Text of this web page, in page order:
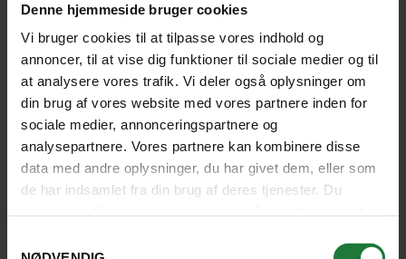
Denne hjemmeside bruger cookies
Vi bruger cookies til at tilpasse vores indhold og
annoncer, til at vise dig funktioner til sociale medier og til
at analysere vores trafik. Vi deler også oplysninger om
din brug af vores website med vores partnere inden for
sociale medier, annonceringspartnere og
analysepartnere. Vores partnere kan kombinere disse
data med andre oplysninger, du har givet dem, eller som
de har indsamlet fra din brug af deres tjenester. Du
GRATIS FOREDRAG OM GRØNLAND
Kom til foredrag om Grønland. Foredraget er gratis,
men tilmelding nødvendig.